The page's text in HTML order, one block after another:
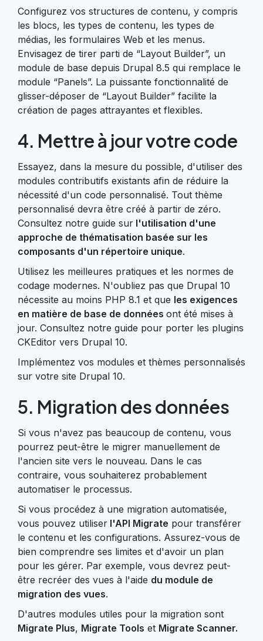
Configurez vos structures de contenu, y compris
les blocs, les types de contenu, les types de
médias, les formulaires Web et les menus.
Envisagez de tirer parti de “Layout Builder”, un
module de base depuis Drupal 8.5 qui remplace le
module “Panels”. La puissante fonctionnalité de
glisser-déposer de “Layout Builder” facilite la
création de pages attrayantes et flexibles.
4. Mettre à jour votre code
Essayez, dans la mesure du possible, d'utiliser des
modules contributifs existants afin de réduire la
nécessité d'un code personnalisé. Tout thème
personnalisé devra être créé à partir de zéro.
Consultez notre guide sur l'utilisation d'une
approche de thématisation basée sur les
composants d'un répertoire unique.
Utilisez les meilleures pratiques et les normes de
codage modernes. N'oubliez pas que Drupal 10
nécessite au moins PHP 8.1 et que les exigences
en matière de base de données ont été mises à
jour. Consultez notre guide pour porter les plugins
CKEditor vers Drupal 10.
Implémentez vos modules et thèmes personnalisés
sur votre site Drupal 10.
5. Migration des données
Si vous n'avez pas beaucoup de contenu, vous
pourrez peut-être le migrer manuellement de
l'ancien site vers le nouveau. Dans le cas
contraire, vous souhaiterez probablement
automatiser le processus.
Si vous procédez à une migration automatisée,
vous pouvez utiliser l'API Migrate pour transférer
le contenu et les configurations. Assurez-vous de
bien comprendre ses limites et d'avoir un plan
pour les gérer. Par exemple, vous devrez peut-
être recréer des vues à l'aide du module de
migration des vues.
D'autres modules utiles pour la migration sont
Migrate Plus, Migrate Tools et Migrate Scanner.